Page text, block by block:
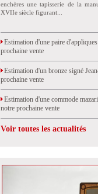
enchères une tapisserie de la
XVIIe siècle figurant...
Estimation d'une paire d'appliques
prochaine vente
Estimation d'un bronze signé
prochaine vente
Estimation d'une commode
notre prochaine vente
Voir toutes les actualités